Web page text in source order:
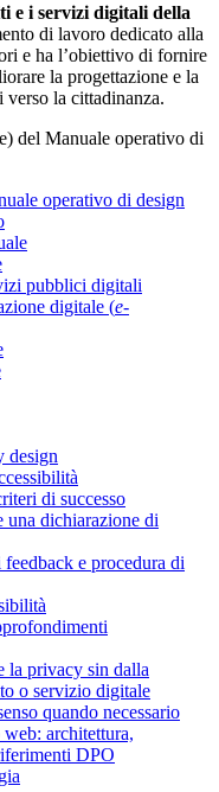
e i servizi digitali della
di lavoro dedicato alla
e ha l’obiettivo di fornire
la progettazione e la
la cittadinanza.
del Manuale operativo di
operativo di design
pubblici digitali
digitale (e-
design
di successo
una dichiarazione di
e procedura di
la privacy sin dalla
o servizio digitale
quando necessario
architettura,
DPO